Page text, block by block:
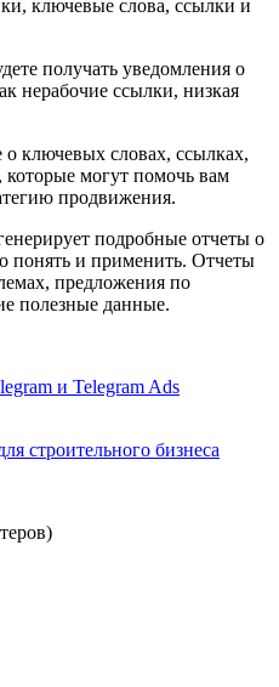
ключевые слова, ссылки и
получать уведомления о
нерабочие ссылки, низкая
ключевых словах, ссылках,
которые могут помочь вам
продвижения.
подробные отчеты о
понять и применить. Отчеты
предложения по
полезные данные.
и Telegram Ads
строительного бизнеса